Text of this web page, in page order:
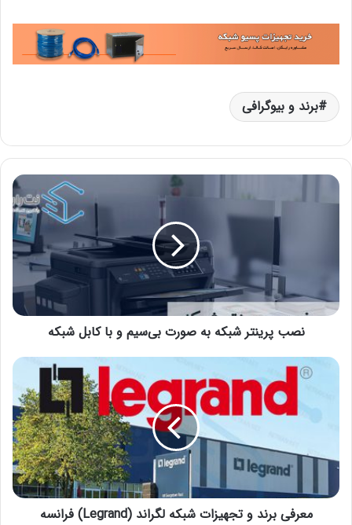
برند و بیوگرافی
نصب پرینتر شبکه به صورت بی‌سیم و با کابل شبکه
معرفی برند و تجهیزات شبکه لگراند (Legrand) فرانسه